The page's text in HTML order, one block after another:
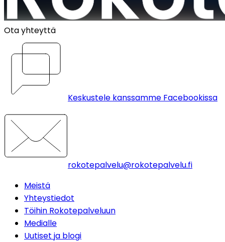
Ota yhteyttä
Keskustele kanssamme Facebookissa
rokotepalvelu@rokotepalvelu.fi
Meistä
Yhteystiedot
Töihin Rokotepalveluun
Medialle
Uutiset ja blogi